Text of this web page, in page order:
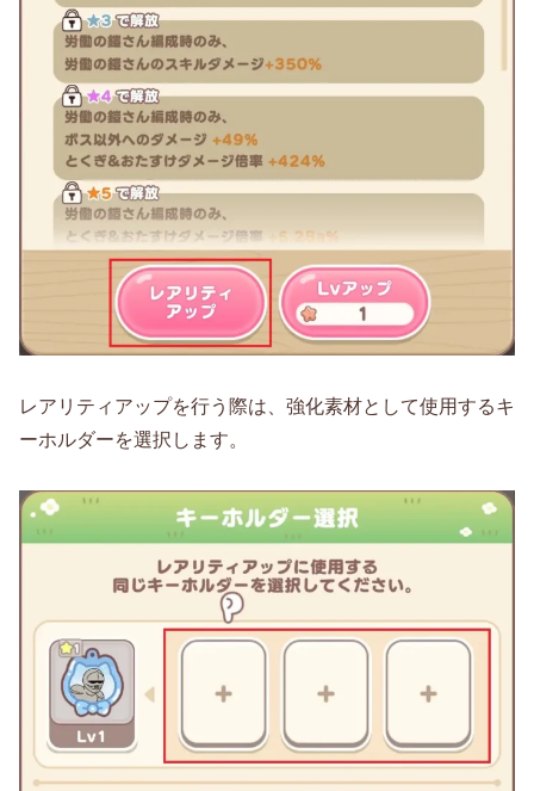
レアリティアップを行う際は、強化素材として使用するキ
ーホルダーを選択します。